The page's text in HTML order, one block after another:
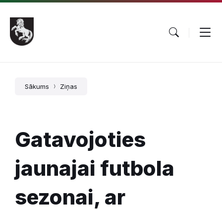
Pāriet
saturu
Skip
main
navigation
Skip
footer
Sākums Ziņas
Gatavojoties
jaunajai futbola
sezonai, ar